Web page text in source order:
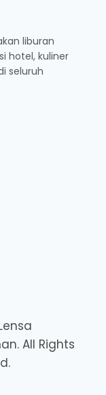
liburan
hotel, kuliner
seluruh
All Rights